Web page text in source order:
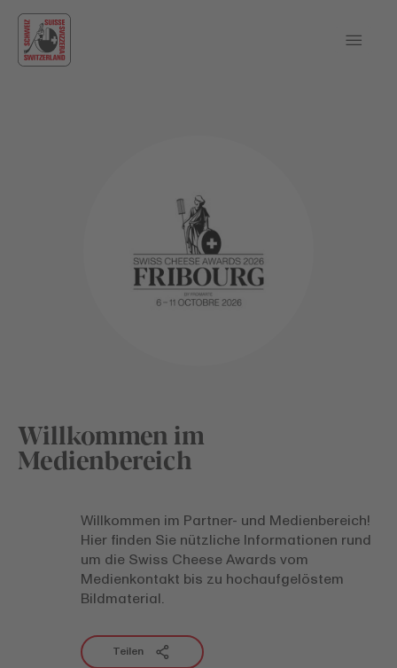
Willkommen im
Medienbereich
Willkommen im Partner- und Medienbereich!
Hier finden Sie nützliche Informationen rund
um die Swiss Cheese Awards vom
Medienkontakt bis zu hochaufgelöstem
Bildmaterial.
Teilen